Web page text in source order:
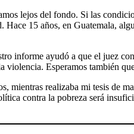
lejos del fondo. Si las
15 años, en Guatemala,
informe ayudó a que el juez
Esperamos también
mientras realizaba mi tesis de
contra la pobreza será